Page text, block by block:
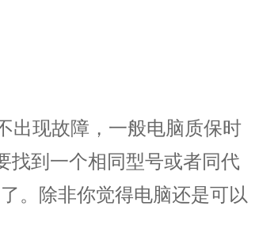
出现故障，一般电脑质保时
找到一个相同型号或者同代
。除非你觉得电脑还是可以